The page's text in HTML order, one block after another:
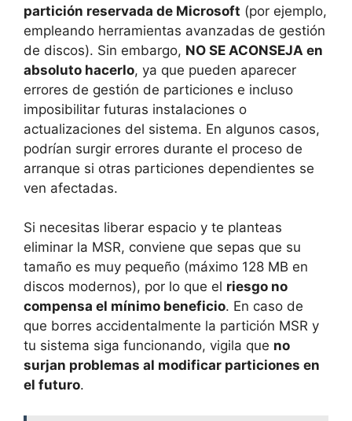
partición reservada de Microsoft (por ejemplo,
empleando herramientas avanzadas de gestión
de discos). Sin embargo, NO SE ACONSEJA en
absoluto hacerlo, ya que pueden aparecer
errores de gestión de particiones e incluso
imposibilitar futuras instalaciones o
actualizaciones del sistema. En algunos casos,
podrían surgir errores durante el proceso de
arranque si otras particiones dependientes se
ven afectadas.
Si necesitas liberar espacio y te planteas
eliminar la MSR, conviene que sepas que su
tamaño es muy pequeño (máximo 128 MB en
discos modernos), por lo que el riesgo no
compensa el mínimo beneficio. En caso de
que borres accidentalmente la partición MSR y
tu sistema siga funcionando, vigila que no
surjan problemas al modificar particiones en
el futuro.